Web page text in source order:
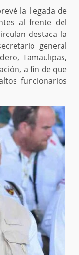
la llegada de
al frente del
destaca la
general
Tamaulipas,
a fin de que
funcionarios